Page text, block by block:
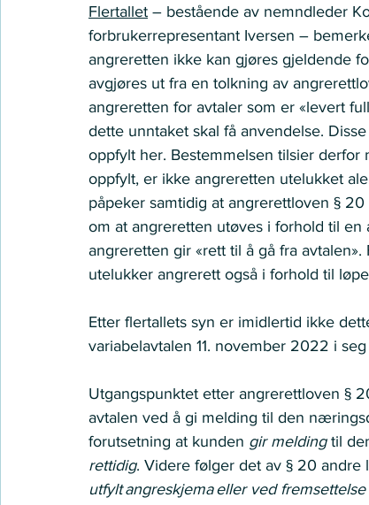
Flertallet – bestående av nemndleder
forbrukerrepresentant Iversen –
angreretten ikke kan gjøres gjeldende
avgjøres ut fra en tolkning av
angreretten for avtaler som er «levert
dette unntaket skal få anvendelse.
oppfylt her. Bestemmelsen tilsier derfor
oppfylt, er ikke angreretten utelukket
påpeker samtidig at angrerettloven §
om at angreretten utøves i forhold til
angreretten gir «rett til å gå fra
utelukker angrerett også i forhold til
Etter flertallets syn er imidlertid ikke
variabelavtalen 11. november 2022 i
Utgangspunktet etter angrerettloven §
avtalen ved å gi melding til den
forutsetning at kunden gir melding til
rettidig. Videre følger det av § 20 andre
utfylt angreskjema eller ved